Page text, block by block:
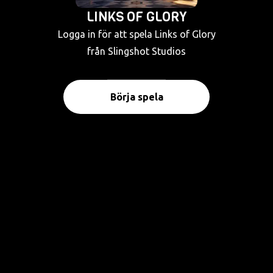
LINKS OF GLORY
Logga in för att spela Links of Glory
från Slingshot Studios
Börja spela